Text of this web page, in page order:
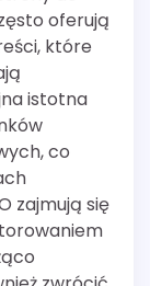
oferują
które
istotna
co
zajmują się